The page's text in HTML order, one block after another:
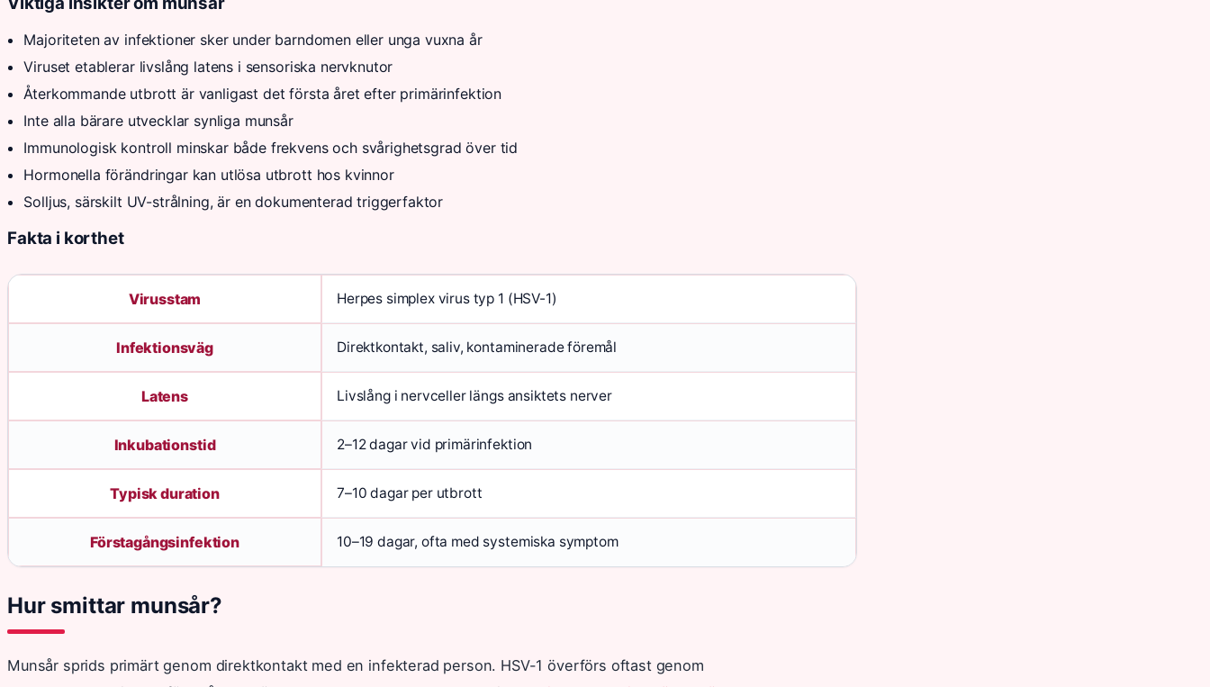
Majoriteten av infektioner sker under barndomen eller unga vuxna år
Viruset etablerar livslång latens i sensoriska nervknutor
Återkommande utbrott är vanligast det första året efter primärinfektion
Inte alla bärare utvecklar synliga munsår
Immunologisk kontroll minskar både frekvens och svårighetsgrad över tid
Hormonella förändringar kan utlösa utbrott hos kvinnor
Solljus, särskilt UV-strålning, är en dokumenterad triggerfaktor
Fakta i korthet
Virusstam Herpes simplex virus typ 1 (HSV-1)
Infektionsväg Direktkontakt, saliv, kontaminerade föremål
Latens Livslång i nervceller längs ansiktets nerver
Inkubationstid 2–12 dagar vid primärinfektion
Typisk duration 7–10 dagar per utbrott
Förstagångsinfektion 10–19 dagar, ofta med systemiska symptom
Hur smittar munsår?
Munsår sprids primärt genom direktkontakt med en infekterad person. HSV-1 överförs oftast genom